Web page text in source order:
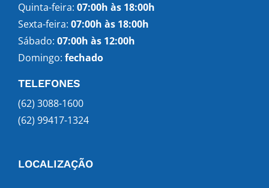
Quinta-feira: 07:00h às 18:00h
Sexta-feira: 07:00h às 18:00h
Sábado: 07:00h às 12:00h
Domingo: fechado
TELEFONES
(62) 3088-1600
(62) 99417-1324
LOCALIZAÇÃO